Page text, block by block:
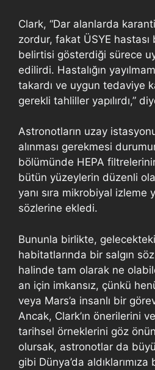
Clark, “Dar alanlarda
zordur, fakat ÜSYE
belirtisi gösterdiği sürece
edilirdi. Hastalığın
takardı ve uygun tedaviye
gerekli tahliller yapılırdı,”
Astronotların uzay
alınması gerekmesi
bölümünde HEPA
bütün yüzeylerin düzenli
yanı sıra mikrobiyal izleme
sözlerine ekledi.
Bununla birlikte,
habitatlarında bir salgın
halinde tam olarak ne
an için imkansız, çünkü
veya Mars’a insanlı bir
Ancak, Clark’ın önerilerini
tarihsel örneklerini göz
olursak, astronotlar da
gibi Dünya’da